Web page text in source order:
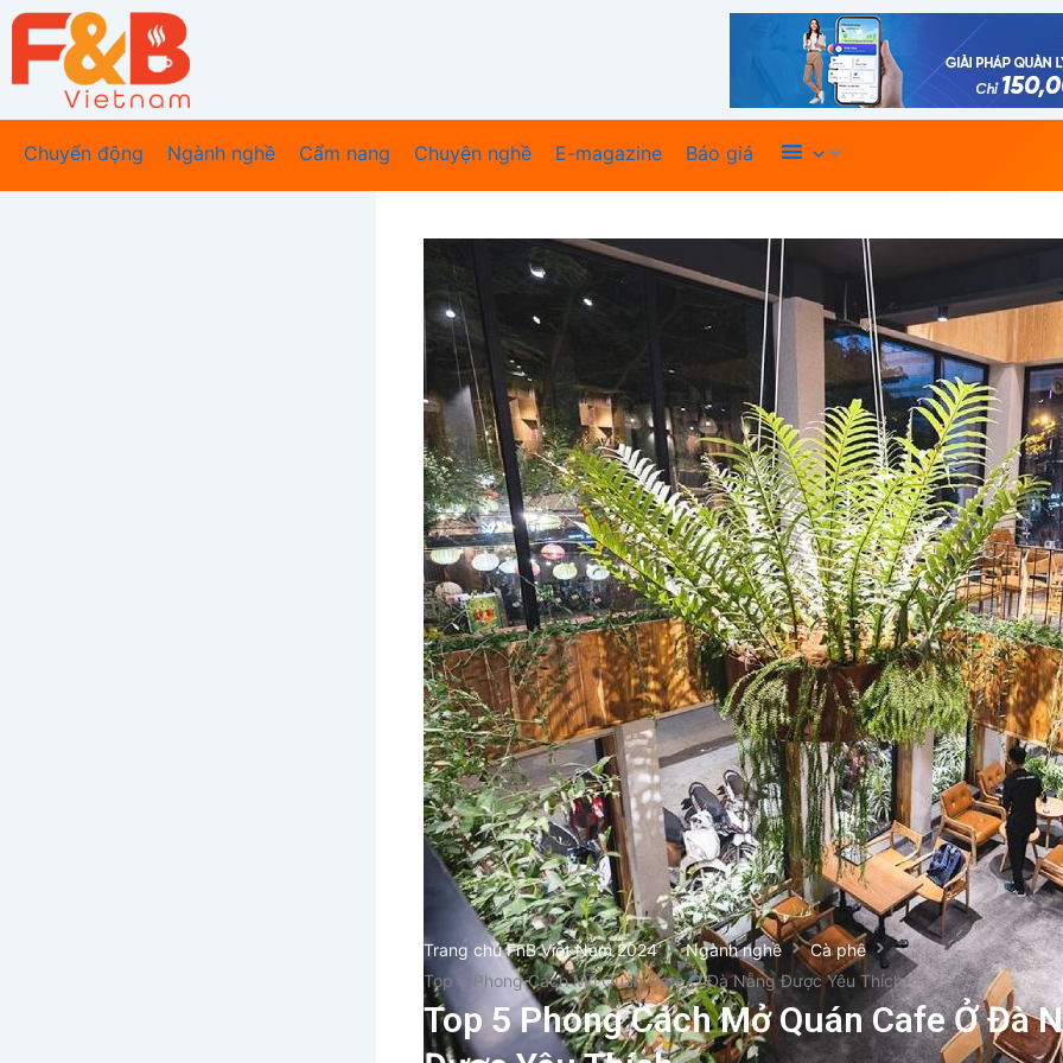
Nhảy
Chuyển động
Ngành nghề Cẩm nang Chuyện nghề E-magazine Báo giá Xem thêm
Trang chủ FnB Việt Nam 2024 Ngành nghề
Cà phê
Top 5 Phong Cách Mở Quán Cafe Ở Đà Nẵng Được Yêu Thích
Top 5 Phong Cách Mở Quán Cafe Ở Đà